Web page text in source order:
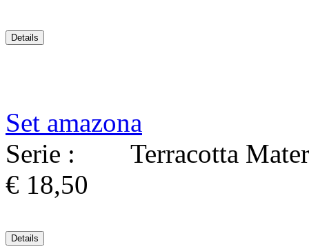
Set amazona
Serie : Terracotta
€ 18,50